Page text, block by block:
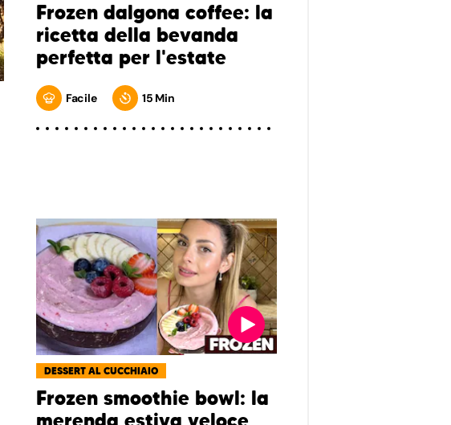
Frozen dalgona coffee: la
ricetta della bevanda
perfetta per l'estate
Facile 15 Min
DESSERT AL CUCCHIAIO
Frozen smoothie bowl: la